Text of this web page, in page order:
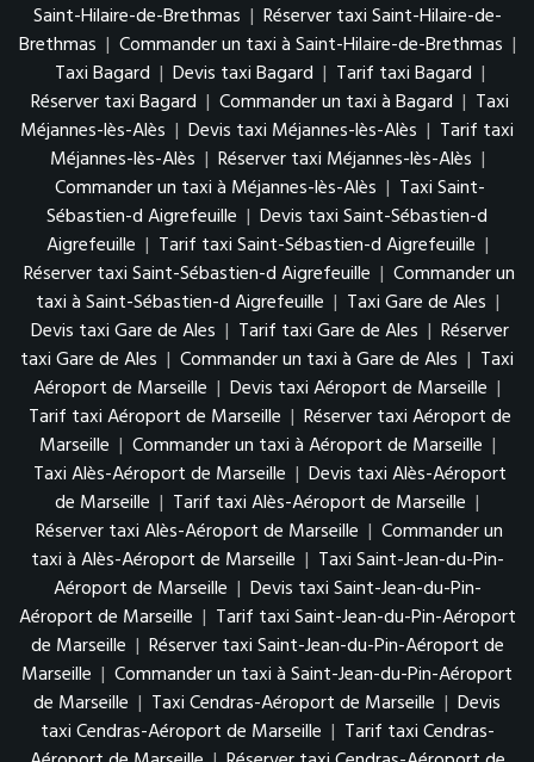
Saint-Hilaire-de-Brethmas | Réserver taxi Saint-Hilaire-de-
Brethmas | Commander un taxi à Saint-Hilaire-de-Brethmas |
Taxi Bagard | Devis taxi Bagard | Tarif taxi Bagard |
Réserver taxi Bagard | Commander un taxi à Bagard | Taxi
Méjannes-lès-Alès | Devis taxi Méjannes-lès-Alès | Tarif taxi
Méjannes-lès-Alès | Réserver taxi Méjannes-lès-Alès |
Commander un taxi à Méjannes-lès-Alès | Taxi Saint-
Sébastien-d Aigrefeuille | Devis taxi Saint-Sébastien-d
Aigrefeuille | Tarif taxi Saint-Sébastien-d Aigrefeuille |
Réserver taxi Saint-Sébastien-d Aigrefeuille | Commander un
taxi à Saint-Sébastien-d Aigrefeuille | Taxi Gare de Ales |
Devis taxi Gare de Ales | Tarif taxi Gare de Ales | Réserver
taxi Gare de Ales | Commander un taxi à Gare de Ales | Taxi
Aéroport de Marseille | Devis taxi Aéroport de Marseille |
Tarif taxi Aéroport de Marseille | Réserver taxi Aéroport de
Marseille | Commander un taxi à Aéroport de Marseille |
Taxi Alès-Aéroport de Marseille | Devis taxi Alès-Aéroport
de Marseille | Tarif taxi Alès-Aéroport de Marseille |
Réserver taxi Alès-Aéroport de Marseille | Commander un
taxi à Alès-Aéroport de Marseille | Taxi Saint-Jean-du-Pin-
Aéroport de Marseille | Devis taxi Saint-Jean-du-Pin-
Aéroport de Marseille | Tarif taxi Saint-Jean-du-Pin-Aéroport
de Marseille | Réserver taxi Saint-Jean-du-Pin-Aéroport de
Marseille | Commander un taxi à Saint-Jean-du-Pin-Aéroport
de Marseille | Taxi Cendras-Aéroport de Marseille | Devis
taxi Cendras-Aéroport de Marseille | Tarif taxi Cendras-